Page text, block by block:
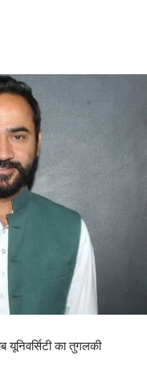
का तुगलकी